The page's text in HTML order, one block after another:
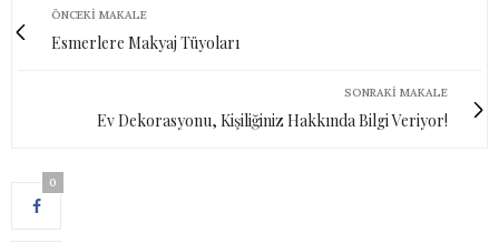
ÖNCEKI MAKALE
Esmerlere Makyaj Tüyoları
SONRAKI MAKALE
Ev Dekorasyonu, Kişiliğiniz Hakkında Bilgi Veriyor!
0